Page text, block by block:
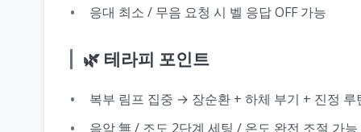
응대 최소 / 무음 요청 시 벨 응답 OFF 가능
🌿 테라피 포인트
복부 림프 집중 → 장순환 + 하체 부기 + 진정 루
음악 無 / 조도 2단계 세팅 / 온도 완전 조절 가능